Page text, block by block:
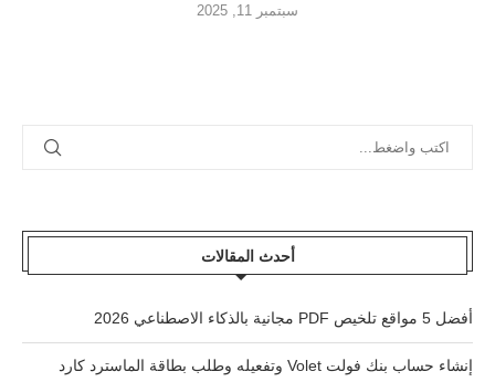
سبتمبر 11, 2025
أحدث المقالات
أفضل 5 مواقع تلخيص PDF مجانية بالذكاء الاصطناعي 2026
إنشاء حساب بنك فولت Volet وتفعيله وطلب بطاقة الماسترد كارد